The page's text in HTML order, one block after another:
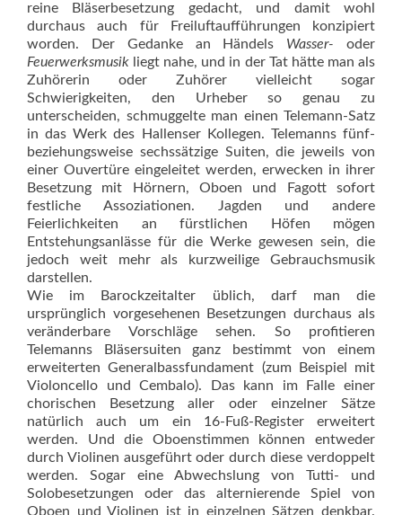
reine Bläserbesetzung gedacht, und damit wohl
durchaus auch für Freiluftaufführungen konzipiert
worden. Der Gedanke an Händels Wasser- oder
Feuerwerksmusik liegt nahe, und in der Tat hätte man als
Zuhörerin oder Zuhörer vielleicht sogar
Schwierigkeiten, den Urheber so genau zu
unterscheiden, schmuggelte man einen Telemann-Satz
in das Werk des Hallenser Kollegen. Telemanns fünf-
beziehungsweise sechssätzige Suiten, die jeweils von
einer Ouvertüre eingeleitet werden, erwecken in ihrer
Besetzung mit Hörnern, Oboen und Fagott sofort
festliche Assoziationen. Jagden und andere
Feierlichkeiten an fürstlichen Höfen mögen
Entstehungsanlässe für die Werke gewesen sein, die
jedoch weit mehr als kurzweilige Gebrauchsmusik
darstellen.
Wie im Barockzeitalter üblich, darf man die
ursprünglich vorgesehenen Besetzungen durchaus als
veränderbare Vorschläge sehen. So profitieren
Telemanns Bläsersuiten ganz bestimmt von einem
erweiterten Generalbassfundament (zum Beispiel mit
Violoncello und Cembalo). Das kann im Falle einer
chorischen Besetzung aller oder einzelner Sätze
natürlich auch um ein 16-Fuß-Register erweitert
werden. Und die Oboenstimmen können entweder
durch Violinen ausgeführt oder durch diese verdoppelt
werden. Sogar eine Abwechslung von Tutti- und
Solobesetzungen oder das alternierende Spiel von
Oboen und Violinen ist in einzelnen Sätzen denkbar.